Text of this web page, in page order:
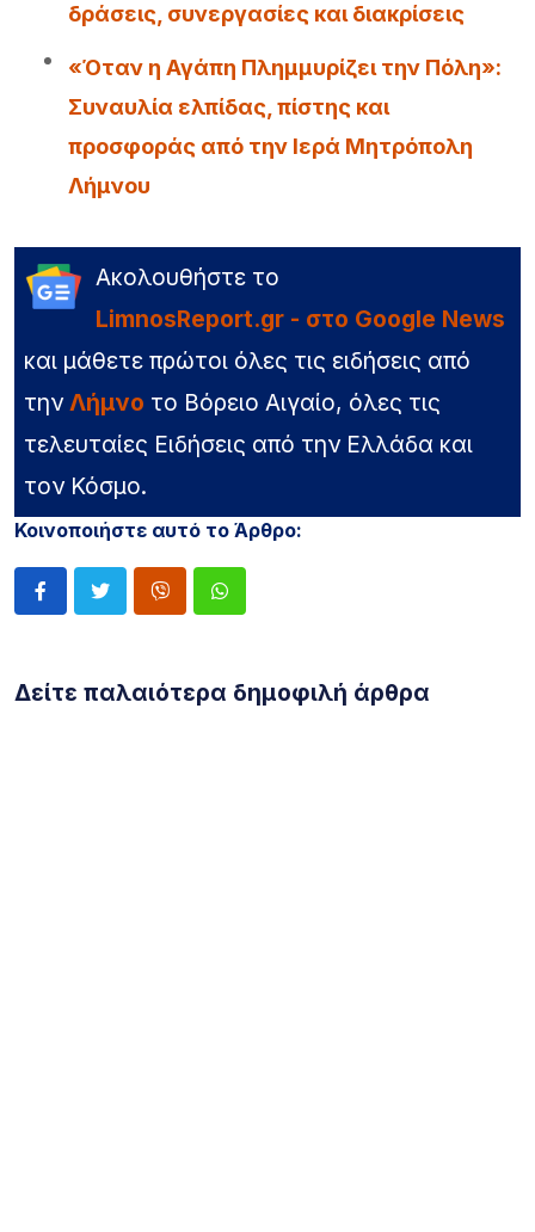
δράσεις, συνεργασίες και διακρίσεις
«Όταν η Αγάπη Πλημμυρίζει την Πόλη»:
Συναυλία ελπίδας, πίστης και
προσφοράς από την Ιερά Μητρόπολη
Λήμνου
Ακολουθήστε το
LimnosReport.gr - στο Google News
και μάθετε πρώτοι όλες τις ειδήσεις από
την Λήμνο το Βόρειο Αιγαίο, όλες τις
τελευταίες Ειδήσεις από την Ελλάδα και
τον Κόσμο.
Κοινοποιήστε αυτό το Άρθρο:
Δείτε παλαιότερα δημοφιλή άρθρα